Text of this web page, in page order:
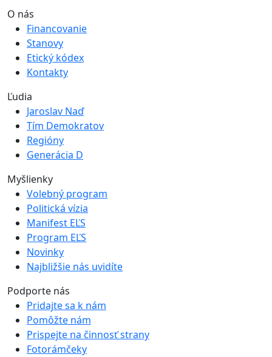
O nás
Financovanie
Stanovy
Etický kódex
Kontakty
Ľudia
Jaroslav Naď
Tím Demokratov
Regióny
Generácia D
Myšlienky
Volebný program
Politická vízia
Manifest EĽS
Program EĽS
Novinky
Najbližšie nás uvidíte
Podporte nás
Pridajte sa k nám
Pomôžte nám
Prispejte na činnosť strany
Fotorámčeky